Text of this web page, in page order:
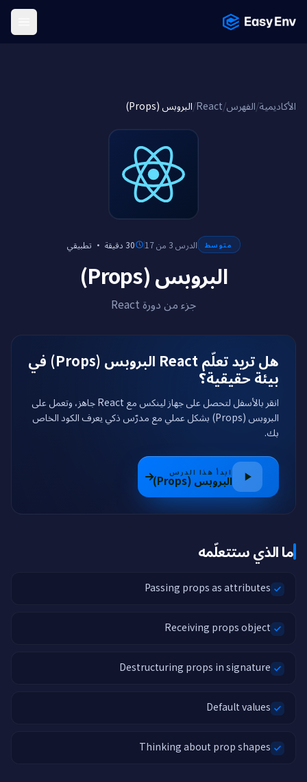
Menu
الأكاديمية/الفهرس/
React
/البروبس (Props)
متوسط الدرس 3 من 17 30 دقيقة · تطبيقي
البروبس (Props)
جزء من دورة React
هل تريد تعلّم React البروبس (Props) في
بيئة حقيقية؟
انقر بالأسفل لتحصل على جهاز لينكس مع React جاهز، وتعمل على
البروبس (Props) بشكل عملي مع مدرّس ذكي يعرف الكود الخاص
بك.
ابدأ هذا الدرس
البروبس (Props)
ما الذي ستتعلّمه
Passing props as attributes
Receiving props object
Destructuring props in signature
Default values
Thinking about prop shapes